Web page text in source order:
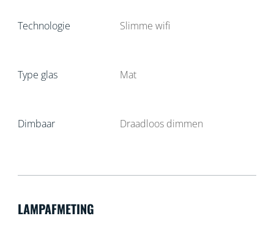
Technologie Slimme wifi
Type glas Mat
Dimbaar Draadloos dimmen
LAMPAFMETING